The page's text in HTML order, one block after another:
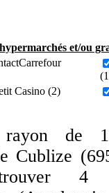
et/ou
Carrefour
Casino (2)
de
Cublize
4